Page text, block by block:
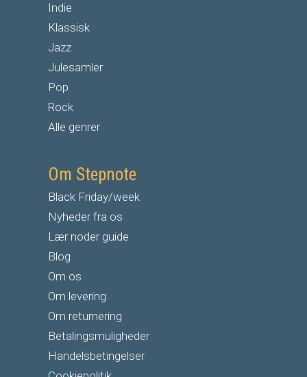
Indie
Klassisk
Jazz
Julesamler
Pop
Rock
Alle genrer
Om Stepnote
Black Friday/week
Nyheder fra os
Lær noder guide
Blog
Om os
Om levering
Om returnering
Betalingsmuligheder
Handelsbetingelser